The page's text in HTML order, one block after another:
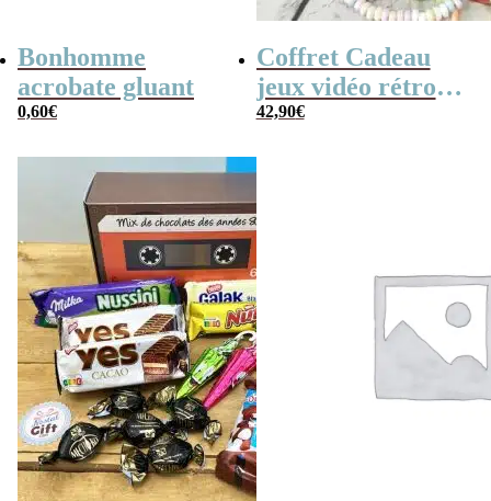
Bonhomme
acrobate gluant
0,60€
Coffret Cadeau
jeux vidéo rétro
(avec sa console de
42,90€